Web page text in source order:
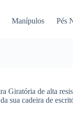
Manípulos Pés